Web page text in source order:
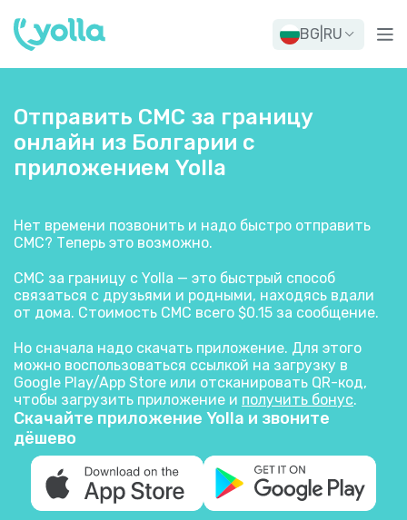
BG RU
Отправить СМС за границу
онлайн из Болгарии с
приложением Yolla
Скачайте приложение Yolla и звоните
дёшево
Нет времени позвонить и надо быстро отправить
СМС? Теперь это возможно.
СМС за границу с Yolla — это быстрый способ
связаться с друзьями и родными, находясь вдали
от дома. Стоимость СМС всего $0.15 за сообщение.
Но сначала надо скачать приложение. Для этого
можно воспользоваться ссылкой на загрузку в
Google Play/App Store или отсканировать QR-код,
чтобы загрузить приложение и получить бонус.